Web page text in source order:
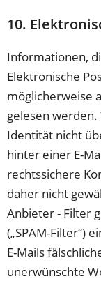
10.
Informationen,
Elektronische
möglicherweise
gelesen
Identität nicht
hinter einer E-
rechtssichere
daher nicht
Anbieter - Filter
(„SPAM-Filter“)
E-Mails
unerwünschte